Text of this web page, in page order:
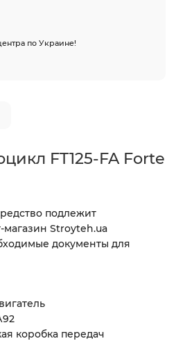
по Украине!
FT125-FA Forte
подлежит
Stroyteh.ua
документы для
коробка передач